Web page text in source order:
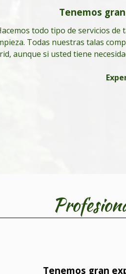
Tenemos
todo tipo de servicios
Todas nuestras talas
aunque si usted tiene
Tenemos gran